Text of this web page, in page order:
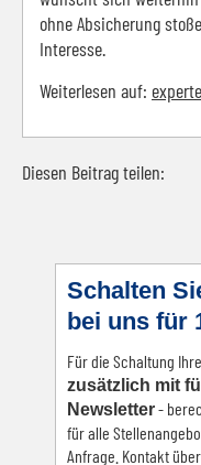
ohne Absicherung
Interesse.
Weiterlesen auf:
Diesen Beitrag teilen:
Schalten
bei uns für
Für die Schaltung
zusätzlich mit
Newsletter-
für alle
Anfrage. Kontakt